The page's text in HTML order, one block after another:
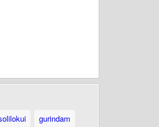
gurindam